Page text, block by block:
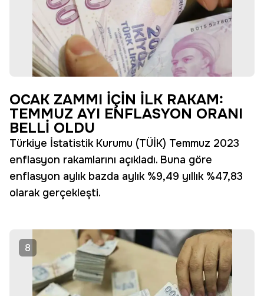
OCAK ZAMMI İÇİN İLK RAKAM:
TEMMUZ AYI ENFLASYON ORANI
BELLİ OLDU
Türkiye İstatistik Kurumu (TÜİK) Temmuz 2023
enflasyon rakamlarını açıkladı. Buna göre
enflasyon aylık bazda aylık %9,49 yıllık %47,83
olarak gerçekleşti.
8